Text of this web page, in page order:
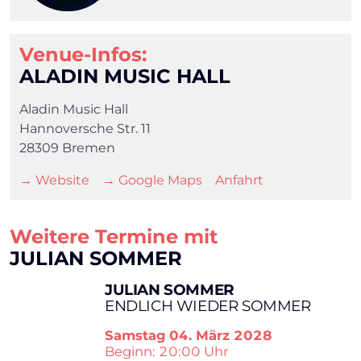
Venue-Infos:
ALADIN MUSIC HALL
Aladin Music Hall
Hannoversche Str. 11
28309 Bremen
→ Website → Google Maps Anfahrt
Weitere Termine mit
JULIAN SOMMER
JULIAN SOMMER
ENDLICH WIEDER SOMMER
Samstag 04. März 2028
Beginn: 20:00 Uhr